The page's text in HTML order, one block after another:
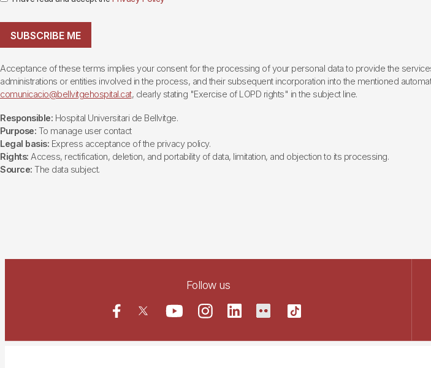
SUBSCRIBE ME
Acceptance of these terms implies your consent for the processing of your personal data to provide the
administrations or entities involved in the process, and their subsequent incorporation into the mentioned
comunicacio@bellvitgehospital.cat, clearly stating "Exercise of LOPD rights" in the subject line.
Responsible: Hospital Universitari de Bellvitge.
Purpose: To manage user contact
Legal basis: Express acceptance of the privacy policy.
Rights: Access, rectification, deletion, and portability of data, limitation, and objection to its processing.
Source: The data subject.
Follow us